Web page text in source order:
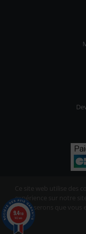
Ce site web utilise des
expérience sur notre
supposerons que vous
9.4/10
142 avis